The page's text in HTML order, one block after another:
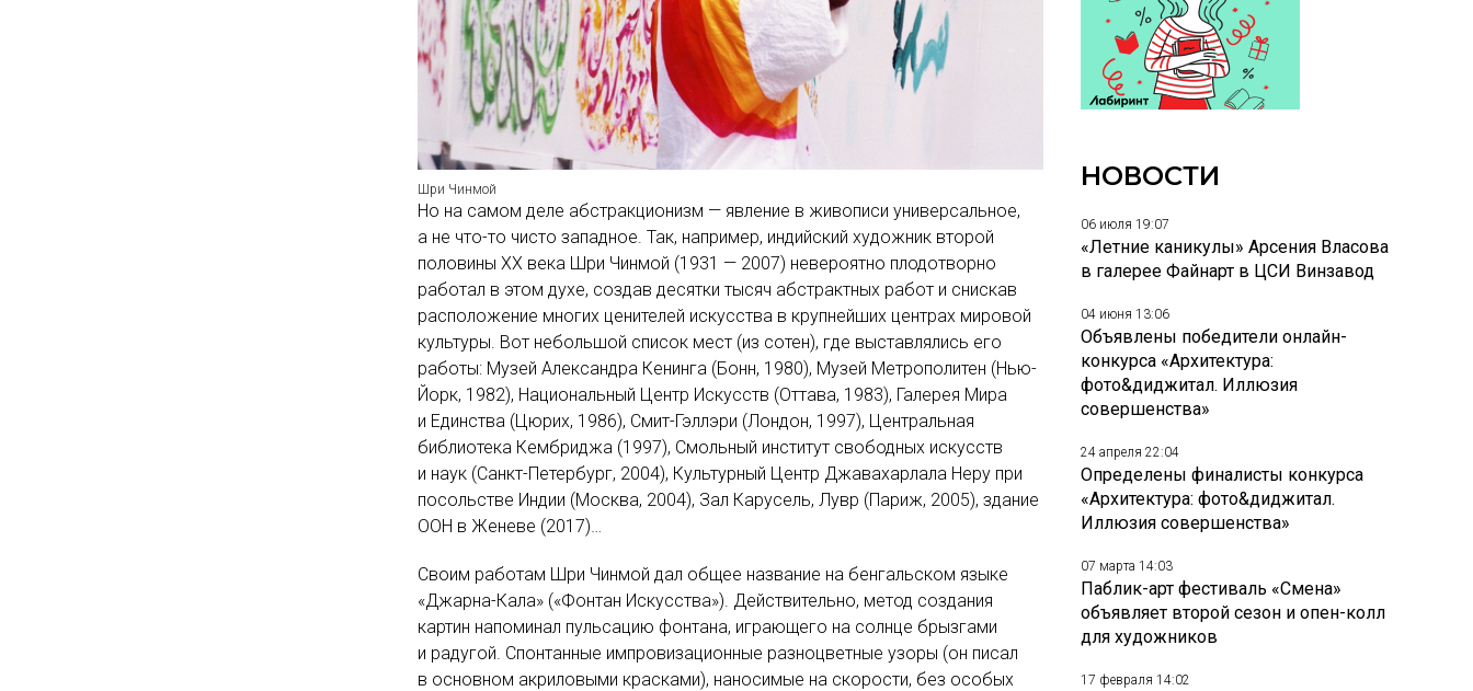
Шри Чинмой
Но на самом деле абстракционизм — явление в живописи универсальное,
а не что-то чисто западное. Так, например, индийский художник второй
половины ХХ века Шри Чинмой (1931 — 2007) невероятно плодотворно
работал в этом духе, создав десятки тысяч абстрактных работ и снискав
расположение многих ценителей искусства в крупнейших центрах мировой
культуры. Вот небольшой список мест (из сотен), где выставлялись его
работы: Музей Александра Кенинга (Бонн, 1980), Музей Метрополитен (Нью-
Йорк, 1982), Национальный Центр Искусств (Оттава, 1983), Галерея Мира
и Единства (Цюрих, 1986), Смит-Гэллэри (Лондон, 1997), Центральная
библиотека Кембриджа (1997), Смольный институт свободных искусств
и наук (Санкт-Петербург, 2004), Культурный Центр Джавахарлала Неру при
посольстве Индии (Москва, 2004), Зал Карусель, Лувр (Париж, 2005), здание
ООН в Женеве (2017)…
Своим работам Шри Чинмой дал общее название на бенгальском языке
«Джарна-Кала» («Фонтан Искусства»). Действительно, метод создания
картин напоминал пульсацию фонтана, играющего на солнце брызгами
и радугой. Спонтанные импровизационные разноцветные узоры (он писал
в основном акриловыми красками), наносимые на скорости, без особых
НОВОСТИ
06 июля 19:07
«Летние каникулы» Арсения Власова
в галерее Файнарт в ЦСИ Винзавод
04 июня 13:06
Объявлены победители онлайн-
конкурса «Архитектура:
фото&диджитал. Иллюзия
совершенства»
24 апреля 22:04
Определены финалисты конкурса
«Архитектура: фото&диджитал.
Иллюзия совершенства»
07 марта 14:03
Паблик-арт фестиваль «Смена»
объявляет второй сезон и опен-колл
для художников
17 февраля 14:02